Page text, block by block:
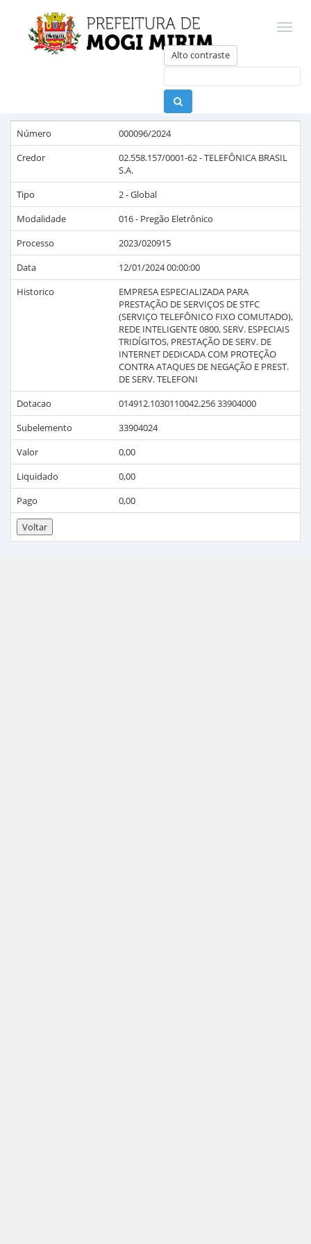
Alto contraste
Número
000096/2024
Credor
02.558.157/0001-62-TELEFÔNICA BRASIL
S.A.
Tipo
2 - Global
Modalidade
016 - Pregão Eletrônico
Processo
2023/020915
Data
12/01/2024 00:00:00
Historico
EMPRESA ESPECIALIZADA PARA
PRESTAÇÃO DE SERVIÇOS DE STFC
(SERVIÇO TELEFÔNICO FIXO COMUTADO),
REDE INTELIGENTE 0800, SERV. ESPECIAIS
TRIDÍGITOS, PRESTAÇÃO DE SERV. DE
INTERNET DEDICADA COM PROTEÇÃO
CONTRA ATAQUES DE NEGAÇÃO E PREST.
DE SERV. TELEFONI
Dotacao
014912.1030110042.256 33904000
Subelemento
33904024
Valor
0,00
Liquidado
0,00
Pago
0,00